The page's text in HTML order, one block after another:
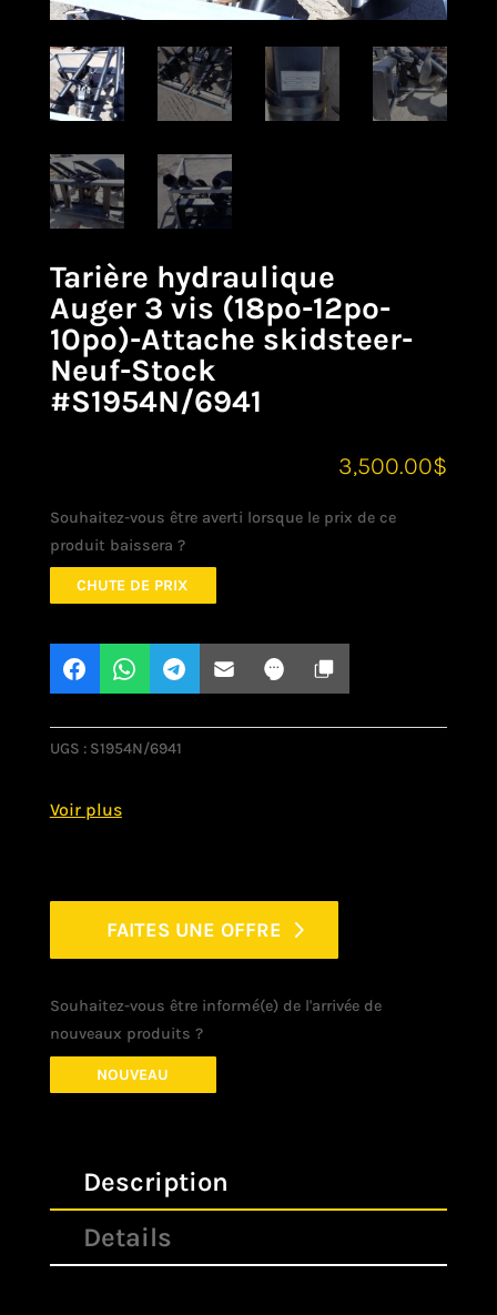
Tarière hydraulique
Auger 3 vis (18po-12po-
10po)-Attache skidsteer-
Neuf-Stock
#S1954N/6941
3,500.00$
Souhaitez-vous être averti lorsque le prix de ce
produit baissera ?
CHUTE DE PRIX
UGS : S1954N/6941
FAITES UNE OFFRE
Souhaitez-vous être informé(e) de l'arrivée de
nouveaux produits ?
NOUVEAU
Description
Details